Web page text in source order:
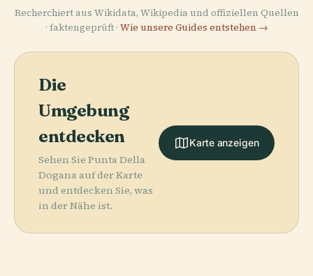
Recherchiert aus Wikidata, Wikipedia und offiziellen Quellen
· faktengeprüft · Wie unsere Guides entstehen →
Die
Umgebung
entdecken
Sehen Sie Punta Della
Dogana auf der Karte
und entdecken Sie, was
in der Nähe ist.
Karte anzeigen